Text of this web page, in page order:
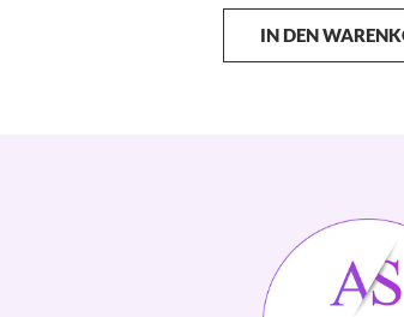
IN DEN